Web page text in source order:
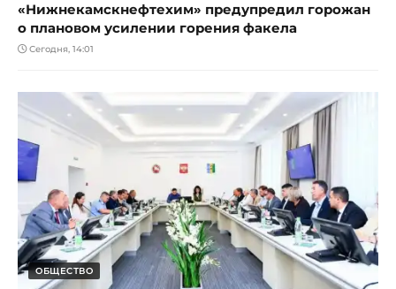
«Нижнекамскнефтехим» предупредил горожан
о плановом усилении горения факела
Сегодня, 14:01
ОБЩЕСТВО